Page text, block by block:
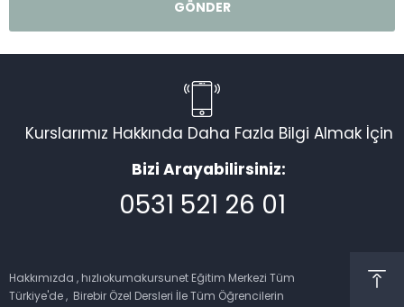
Kurslarımız Hakkında Daha Fazla Bilgi Almak İçin
Bizi Arayabilirsiniz:
0531 521 26 01
Hakkımızda , hızlıokumakursunet Eğitim Merkezi Tüm
Türkiye'de , Birebir Özel Dersleri İle Tüm Öğrencilerin